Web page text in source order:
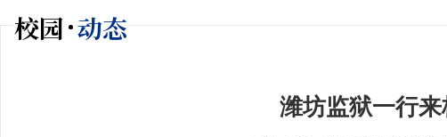
校园 动态
潍坊监狱一行